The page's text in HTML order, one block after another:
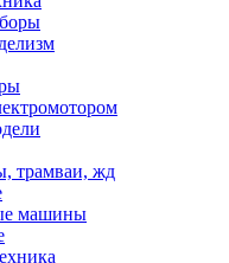
трамваи, жд
машины